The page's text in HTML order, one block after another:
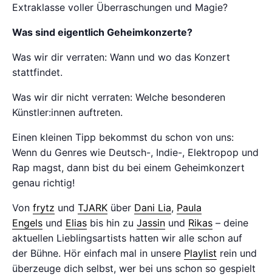
Extraklasse voller Überraschungen und Magie?
Was sind eigentlich Geheimkonzerte?
Was wir dir verraten: Wann und wo das Konzert
stattfindet.
Was wir dir nicht verraten: Welche besonderen
Künstler:innen auftreten.
Einen kleinen Tipp bekommst du schon von uns:
Wenn du Genres wie Deutsch-, Indie-, Elektropop und
Rap magst, dann bist du bei einem Geheimkonzert
genau richtig!
Von frytz und TJARK über Dani Lia, Paula
Engels und Elias bis hin zu Jassin und Rikas – deine
aktuellen Lieblingsartists hatten wir alle schon auf
der Bühne. Hör einfach mal in unsere Playlist rein und
überzeuge dich selbst, wer bei uns schon so gespielt